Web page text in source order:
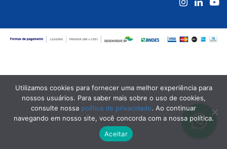
Utilizamos cookies para fornecer uma melhor experiência para
nossos usuários. Para saber mais sobre o uso de cookies,
consulte nossa política de privacidade. Ao continuar
navegando em nosso site, você concorda com a nossa política.
Aceitar